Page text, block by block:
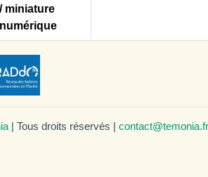
/ miniature
numérique
| Tous droits réservés | contact@temonia.fr